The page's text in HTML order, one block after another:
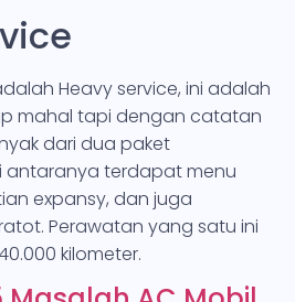
Heavy service, ini adalah
mahal tapi dengan catatan
dari dua paket
antaranya terdapat menu
expansy, dan juga
Perawatan yang satu ini
kilometer.